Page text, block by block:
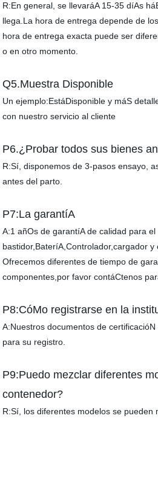
R:En general, se llevaráA 15-35 díAs
llega.La hora de entrega depende de
hora de entrega exacta puede ser
o en otro momento.
Q5.Muestra Disponible
Un ejemplo:EstáDisponible y máS
con nuestro servicio al cliente
P6.¿Probar todos sus bienes
R:Sí, disponemos de 3-pasos ensayo,
antes del parto.
P7:La garantíA
A:1 añOs de garantíA de calidad para el
bastidor,BateríA,Controlador,cargador y
Ofrecemos diferentes de tiempo de
componentes,por favor contáCtenos
P8:CóMo registrarse en la
A:Nuestros documentos de
para su registro.
P9:Puedo mezclar diferentes
contenedor?
R:Sí, los diferentes modelos se pueden